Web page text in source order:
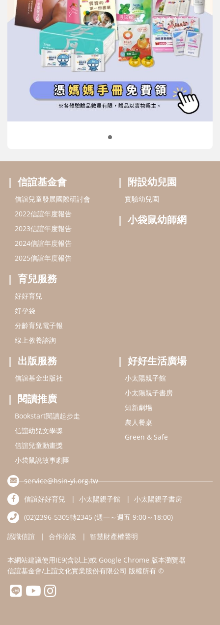
信誼基金會
2022信誼年度報告
2023信誼年度報告
2024信誼年度報告
好孕袋
分齡育兒電子報
線上教養諮詢
附設幼兒園
小袋鼠幼師網
出版服務
信誼基金出版社
閱讀推廣
Bookstart閱讀起步走
信誼幼兒文學獎
信誼兒童動畫獎
小袋鼠說故事劇團
service@hsin-yi.org.tw
信誼好好育兒
小太陽親子書房
(02)2396-5305轉2345 (週一～週五 9:00～18:00)
認識信誼 合作洽談 智慧財產權聲明
本網站建議使用IE9(含以上)或 Google Chrome 版本瀏覽器
信誼基金會/上誼文化實業股份有限公司 版權所有 ©